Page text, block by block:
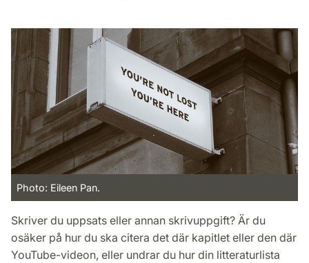
Photo: Eileen Pan.
Skriver du uppsats eller annan skrivuppgift? Är du
osäker på hur du ska citera det där kapitlet eller den där
YouTube-videon, eller undrar du hur din litteraturlista